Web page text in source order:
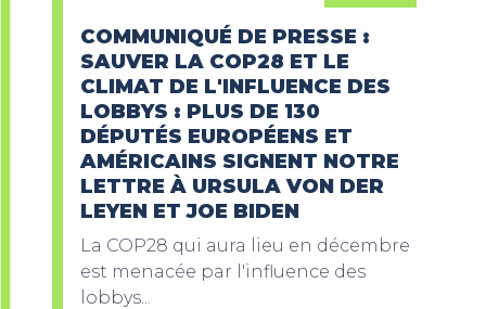
COMMUNIQUÉ DE PRESSE :
SAUVER LA COP28 ET LE
CLIMAT DE L'INFLUENCE DES
LOBBYS : PLUS DE 130
DÉPUTÉS EUROPÉENS ET
AMÉRICAINS SIGNENT NOTRE
LETTRE À URSULA VON DER
LEYEN ET JOE BIDEN
La COP28 qui aura lieu en décembre
est menacée par l'influence des
lobbys...